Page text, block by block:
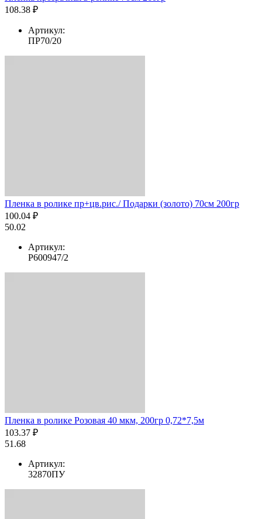
108.38 ₽
Артикул:
ПР70/20
Пленка в ролике пр+цв.рис./ Подарки (золото) 70см 200гр
100.04 ₽
50.02
Артикул:
Р600947/2
Пленка в ролике Розовая 40 мкм, 200гр 0,72*7,5м
103.37 ₽
51.68
Артикул:
32870ПУ